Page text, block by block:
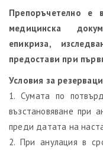
Препоръчетелно е
медицинска
епикриза,
предостави при
Условия за
1. Сумата по
възстановяване при
преди датата на
2. При анулация в